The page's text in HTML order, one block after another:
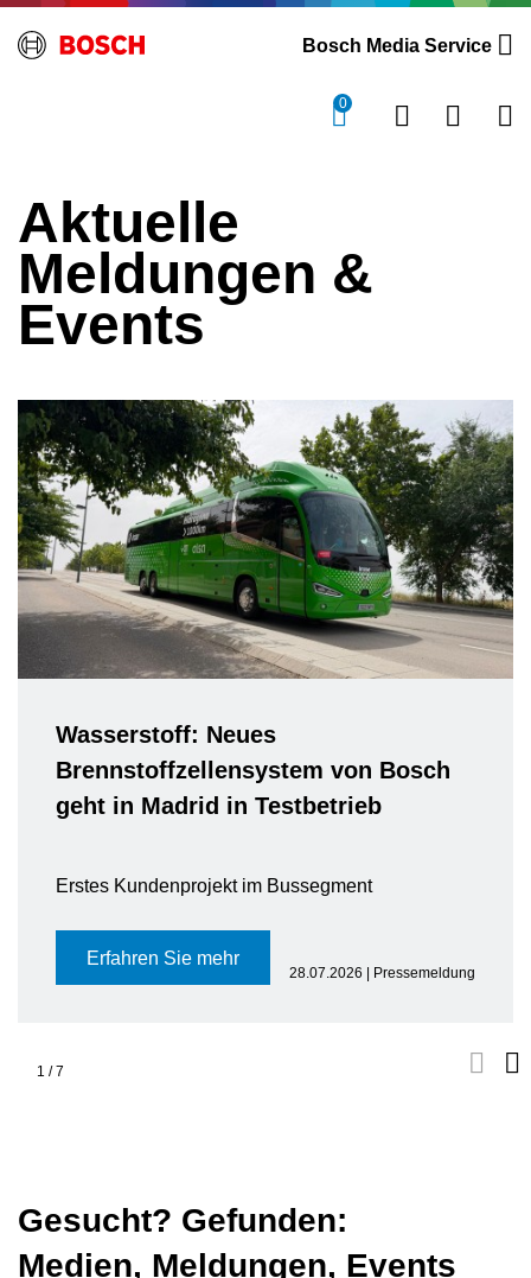
Bosch Media Service
0
Aktuelle
Meldungen &
Events
Wasserstoff: Neues
Brennstoffzellensystem von Bosch
geht in Madrid in Testbetrieb
Erstes Kundenprojekt im Bussegment
Erfahren Sie mehr
28.07.2026 | Pressemeldung
1 /7
Gesucht? Gefunden:
Medien, Meldungen, Events